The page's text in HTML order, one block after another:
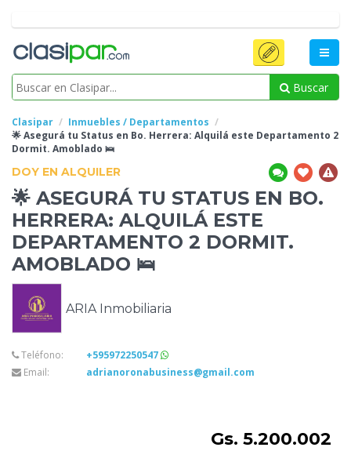
Buscar
Clasipar
Inmuebles / Departamentos
🌟 Asegurá tu Status en Bo. Herrera: Alquilá este Departamento 2
Dormit. Amoblado 🛌
DOY EN ALQUILER
🌟 ASEGURÁ TU STATUS EN BO.
HERRERA: ALQUILÁ ESTE
DEPARTAMENTO 2 DORMIT.
AMOBLADO 🛌
ARIA Inmobiliaria
Teléfono:
+595972250547
Email:
adrianoronabusiness@gmail.com
Gs. 5.200.002